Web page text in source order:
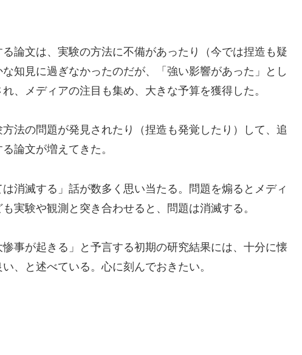
論文は、実験の方法に不備があったり（今では捏造も疑
知見に過ぎなかったのだが、「強い影響があった」とし
、メディアの注目も集め、大きな予算を獲得した。
法の問題が発見されたり（捏造も発覚したり）して、追
論文が増えてきた。
消滅する」話が数多く思い当たる。問題を煽るとメディ
実験や観測と突き合わせると、問題は消滅する。
事が起きる」と予言する初期の研究結果には、十分に懐
、と述べている。心に刻んでおきたい。